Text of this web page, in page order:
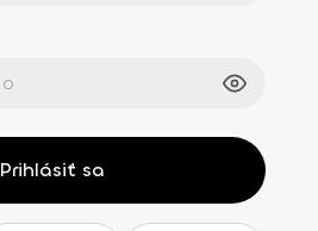
Prihlásiť sa